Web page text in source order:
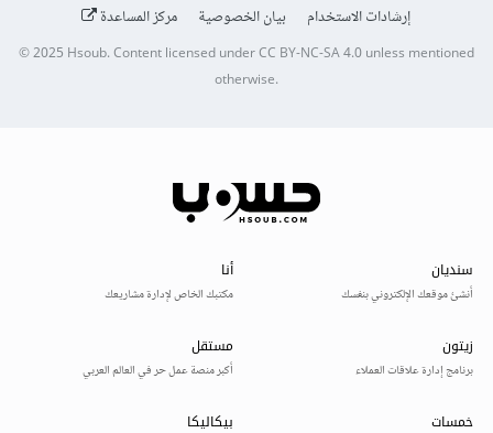
إرشادات الاستخدام
بيان الخصوصية مركز المساعدة
© 2025Hsoub.Content licensed underCC BY-NC-SA 4.0unless mentioned
otherwise.